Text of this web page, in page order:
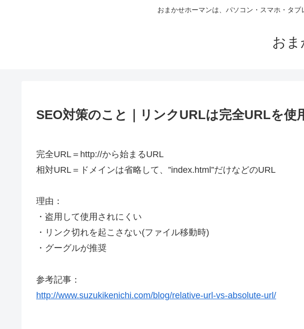
おまかせホーマンは、パソコン・スマホ・タ
お
SEO対策のこと｜リンクURLは完全URLを使
完全URL＝http://から始まるURL
相対URL＝ドメインは省略して、”index.html”だけなどのURL
理由：
・盗用して使用されにくい
・リンク切れを起こさない(ファイル移動時)
・グーグルが推奨
参考記事：
http://www.suzukikenichi.com/blog/relative-url-vs-absolute-url/